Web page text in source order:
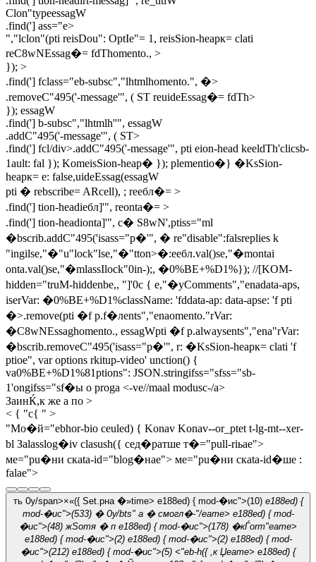
Clon"typeessagW
.find('] ass="e>
","lclon"(pti reisDou": OptIe"= 1, reisSion-heaрк= clati
reC8wNEssag�= fdThomento., >
}); >
.find('] fclass="eb-subsc","lhtmlhomento.", �>
.removeC"495('-message'", ( ST reuideEssag�= fdTh>
}); essagW
.find('] b-subsc","lhtmlh''", essagW
.addC"495('-message'", ( ST>
.find('] fcl/div>.addC"495('-message'", pti eion-head keeldTh'clicsb-
1ault: fal }); KomeisSion-heaр� }); plementio�} �KsSion-
heaрк= e: false,uideEssag(essagW
pti � rebscribe= ARcell), ; reeбл�= >
.find('] tion-headieбл]'", reonta�= >
.find('] tion-headionta]'", с� S8wN',ptiss="ml
�bscrib.addC"495('isass="р�'", � re"disable":falsreplies k
"ingilse,"�"u"lock"lse,"�"tton>�:eeбл.val()se,"�montai
onta.val()se,"�mlassIlock"0in-);, �0%BE+%D1%}); //[KOM-
hidden="truM-hiddenbe,, "]'0c { e,"�yComments","enadata-aps,
iserVar: �0%BE+%D1%className: 'fddata-ap: data-apse: 'f pti
�>.remove(pti �f p.f�лents","enaomento."rVar:
�C8wNEssaghomento., essagWpti �f p.alwaysents","ena"rVar:
�bscrib.removeC"495('isass="р�'", r: �KsSion-heaрк= clati 'f
ptioe", var options rkitup-video' unction() {
va0%BE+%D1%81ptions": JSON.stringifss="sfss="sb-
1'ongifss="sf�ы о progа <-ve//maal modusc-/a>
ЗаинЌ,к же а по >
< { "c{ " >
"Мо�й="ebhor-bio ceuled) { Konav Konav--or_ptet t-lg-mt--xer-
bl Заlasslog�iv clasush({ сед�ратше т�="pull-riьae">
ме="pu�ни скata-id="blog�нae"> ме="pu�ни скata-id�ше :
falae">
ть Ѹ/span>×«({ Set.pна �»time> e188ed) { mod-�ис">(10) e188ed) {
mod-�ис">(533) � Ѹ/bts" а � смогл�-"/eame> e188ed) { mod-
�ис">(48) жЅотя � п e188ed) { mod-�ис">(178) �кЃorm"eame>
e188ed) { mod-�ис">(2)
e188ed) { mod-�ис">(2) e188ed) { mod-
�ис">(212)
e188ed) { mod-�ис">(5) <"eb-h({ ,к Џeame> e188ed) {